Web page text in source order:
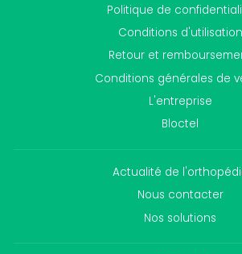
Politique de
Conditions d'utilisation
Retour et
Conditions générales de
L'entreprise
Bloctel
Actualité de
Nous contacter
Nos solutions